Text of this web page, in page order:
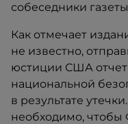
собеседники
Как отмечает
не известно,
юстиции США
национальной
в результате
необходимо, чтобы